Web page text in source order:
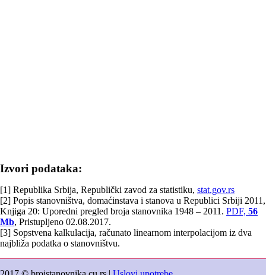
Izvori podataka:
[1] Republika Srbija, Republički zavod za statistiku, stat.gov.rs
[2] Popis stanovništva, domaćinstava i stanova u Republici Srbiji 2011,
Knjiga 20: Uporedni pregled broja stanovnika 1948 – 2011. PDF, 56
Mb, Pristupljeno 02.08.2017.
[3] Sopstvena kalkulacija, računato linearnom interpolacijom iz dva
najbliža podatka o stanovništvu.